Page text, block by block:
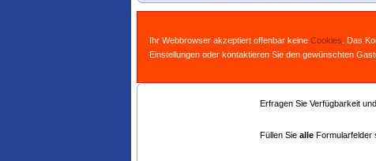
Ihr Webbrowser akzeptiert offenbar keine Cookies . Das
Einstellungen oder kontaktieren Sie den gewünschten
Erfragen Sie Verfügbarkeit
Füllen Sie alle Formularfelder